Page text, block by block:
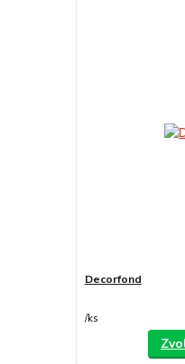
Decorfond
/ks